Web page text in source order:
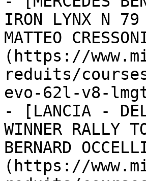
IRON LYNX N 79
MATTEO
(https://
reduits/
evo-62l-v8-
- [LANCIA -
WINNER RALLY
BERNARD
(https://